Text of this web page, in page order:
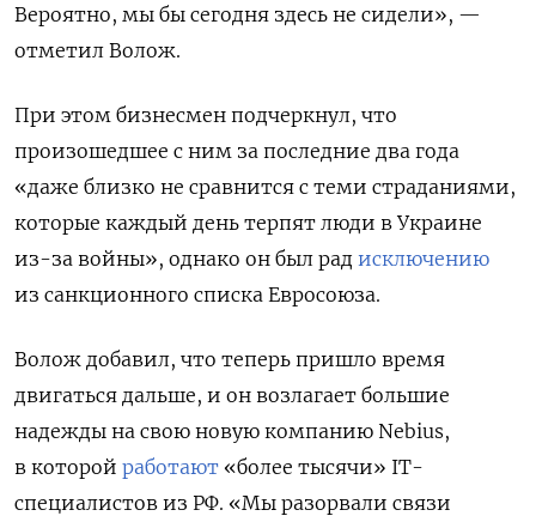
Вероятно, мы бы сегодня здесь не сидели», —
отметил Волож.
При этом бизнесмен подчеркнул, что
произошедшее с ним за последние два года
«даже близко не сравнится с теми страданиями,
которые каждый день терпят люди в Украине
из-за войны», однако он был рад исключению
из санкционного списка Евросоюза.
Волож добавил, что теперь пришло время
двигаться дальше, и он возлагает большие
надежды на свою новую компанию Nebius,
в которой работают «более тысячи» IT-
специалистов из РФ. «Мы разорвали связи